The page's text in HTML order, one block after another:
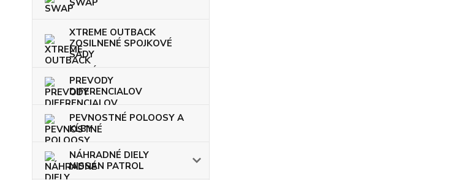
XTREME OUTBACK
ZOSILNENÉ SPOJKOVÉ
SADY
PREVODY
DIFERENCIALOV
PEVNOSTNÉ POLOOSY A
KĹBY
NÁHRADNÉ DIELY
NISSAN PATROL